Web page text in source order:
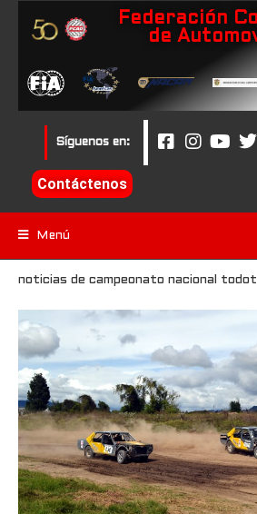
Federación
de
Síguenos en:
Contáctenos
Menú
noticias de campeonato nacional